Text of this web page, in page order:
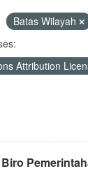
Batas Wilayah
Attribution